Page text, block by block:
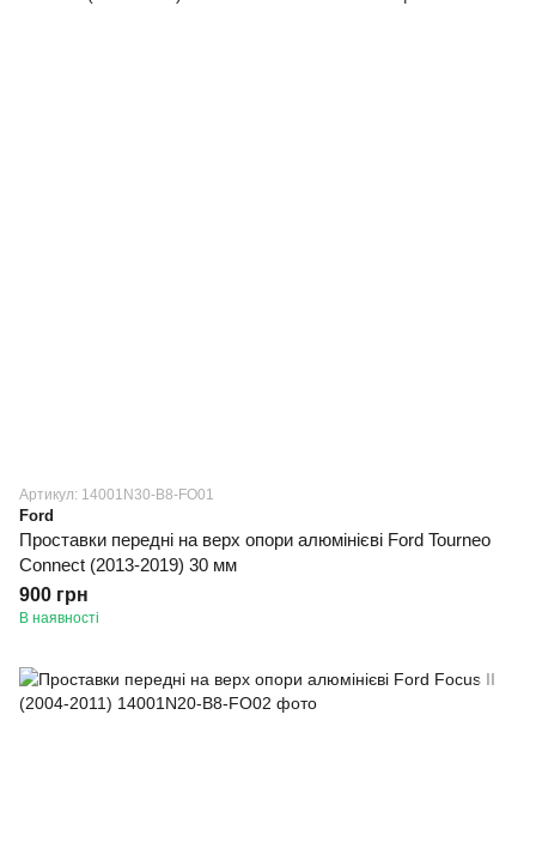
Артикул: 14001N30-B8-FO01
Ford
Проставки передні на верх опори алюмінієві Ford Tourneo
Connect (2013-2019) 30 мм
900 грн
В наявності